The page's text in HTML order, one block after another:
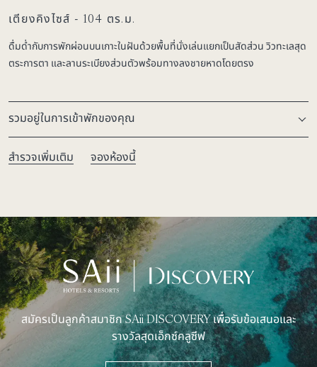
เตียงคิงไซส์ - 104 ตร.ม.
ดื่มด่ำกับการพักผ่อนบนเกาะในฝันด้วยพื้นที่นั่งเล่นแยกเป็นสัดส่วน วิวทะเลสุด
ตระการตา และลานระเบียงส่วนตัวพร้อมทางลงชายหาดโดยตรง
รวมอยู่ในการเข้าพักของคุณ
สำรวจเพิ่มเติม จองห้องนี้
สมัครเป็นลูกค้าสมาชิก SAii DISCOVERY เพื่อรับข้อเสนอและ
รางวัลสุดเอ็กซ์คลูซีฟ